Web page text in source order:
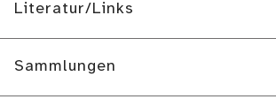
Literatur/Links
Sammlungen